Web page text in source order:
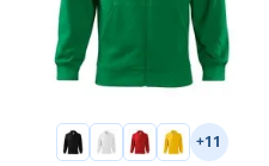
+11